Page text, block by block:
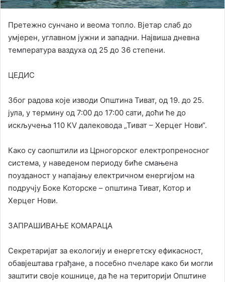
Претежно сунчано и веома топло. Вјетар слаб до
умјерен, углавном јужни и западни. Највиша дневна
температура ваздуха од 25 до 36 степени.
ЦЕДИС
Због радова које изводи Општина Тиват, од 19. до 25.
јула, у термину од 7:00 до 17:00 сати, доћи ће до
искључења 110 КV далековода „Тиват – Херцег Нови“.
Како су саопштили из Црногорског електропреносног
система, у наведеном периоду биће смањена
поузданост у напајању електричном енергијом на
подручју Боке Которске – општина Тиват, Котор и
Херцег Нови.
ЗАПРАШИВАЊЕ КОМАРАЦА
Секретаријат за екологију и енергетску ефикасност,
обавјештава грађане, а посебно пчеларе како би могли
заштити своје кошнице, да ће на територији Општине